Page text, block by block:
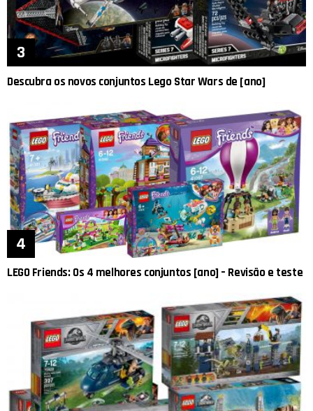
Descubra os novos conjuntos Lego Star Wars de [ano]
LEGO Friends: Os 4 melhores conjuntos [ano] – Revisão e teste